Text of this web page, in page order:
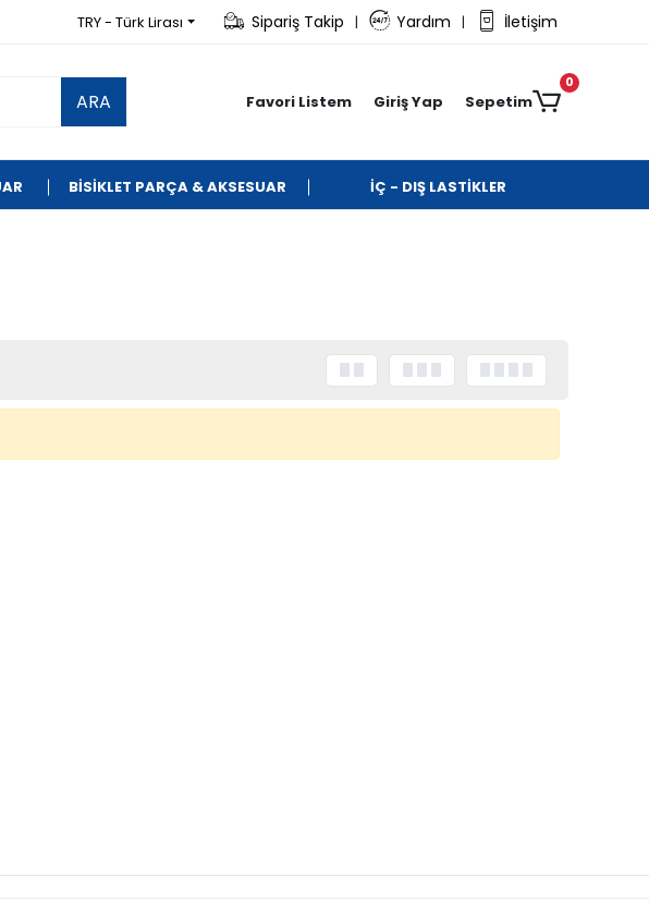
TRY - Türk Lirası Sipariş Takip | Yardım | İletişim
ARA Favori Listem Giriş Yap Sepetim
0
BİSİKLET PARÇA & AKSESUAR İÇ - DIŞ LASTİKLER